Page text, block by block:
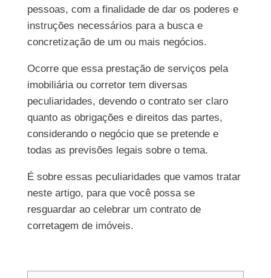
pessoas, com a finalidade de dar os poderes e
instruções necessários para a busca e
concretização de um ou mais negócios.
Ocorre que essa prestação de serviços pela
imobiliária ou corretor tem diversas
peculiaridades, devendo o contrato ser claro
quanto as obrigações e direitos das partes,
considerando o negócio que se pretende e
todas as previsões legais sobre o tema.
É sobre essas peculiaridades que vamos tratar
neste artigo, para que você possa se
resguardar ao celebrar um contrato de
corretagem de imóveis.